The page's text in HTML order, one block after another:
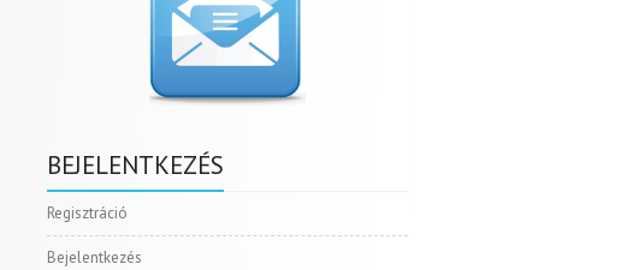
BEJELENTKEZÉS
Regisztráció
Bejelentkezés